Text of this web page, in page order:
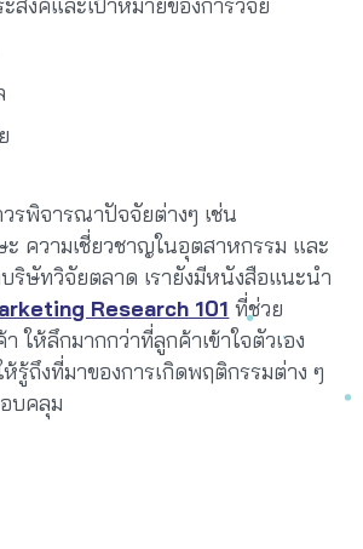
รพิจารณาปัจจัยต่างๆ เช่น
ความเชี่ยวชาญในอุตสาหกรรม และ
บริษัทวิจัยตลาด เรายังมีหนังสือแนะนำ
Research 101 ที่ช่วย
ให้ลึกมากกว่าที่ลูกค้าเข้าใจตัวเอง
ห้รู้ถึงที่มาของการเกิดพฤติกรรมต่าง ๆ
บคลุม